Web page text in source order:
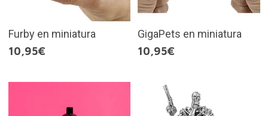
Furby en miniatura
10,95€
GigaPets en miniatura
10,95€